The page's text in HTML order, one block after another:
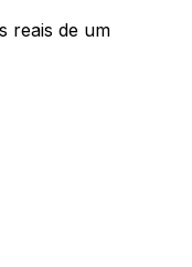
reais de um